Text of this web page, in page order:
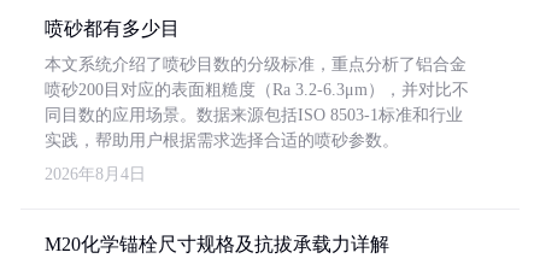
喷砂都有多少目
本文系统介绍了喷砂目数的分级标准，重点分析了铝合金
喷砂200目对应的表面粗糙度（Ra 3.2-6.3μm），并对比不
同目数的应用场景。数据来源包括ISO 8503-1标准和行业
实践，帮助用户根据需求选择合适的喷砂参数。
2026年8月4日
M20化学锚栓尺寸规格及抗拔承载力详解